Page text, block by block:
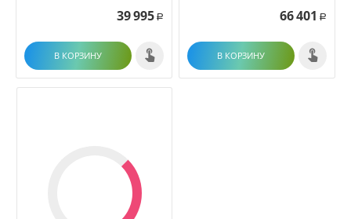
39 995 Р
В КОРЗИНУ
66 401 Р
В КОРЗИНУ